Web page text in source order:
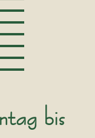
bis